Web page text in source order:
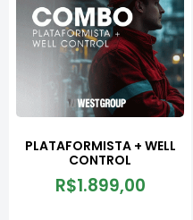
PLATAFORMISTA + WELL
CONTROL
R$1.899,00